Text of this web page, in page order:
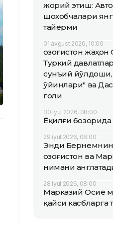
жорий этиш:
шохобчалари
тайёрми
01 avgust 2026, 10:00
Қозоғистон
Туркий
сунъий
ўйинлари" ва
голи
30 iyul 2026, 08:00
Ёқилғи
29 iyul 2026, 08:00
Энди
Қозоғистон ва
нимани
28 iyul 2026, 08:00
Марказий Осиё
қайси касбларга